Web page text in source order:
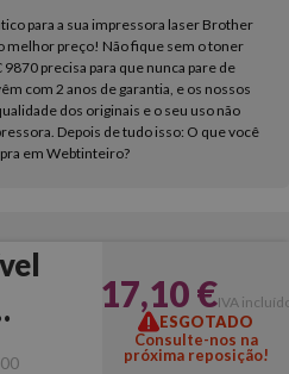
para a sua impressora laser Brother
melhor preço! Não fique sem o toner
precisa para que nunca pare de
com 2 anos de garantia, e os nossos
dos originais e o seu uso não
Depois de tudo isso: O que você
em Webtinteiro?
17,10 €IVA
ESGOTADO
Consulte-nos na
próxima reposição!